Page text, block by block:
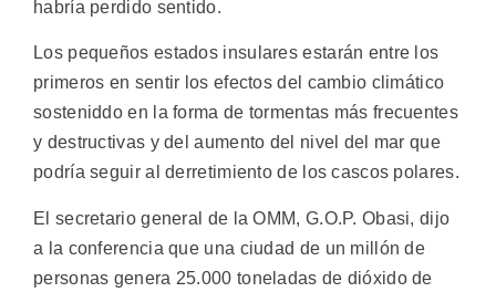
habría perdido sentido.
Los pequeños estados insulares estarán entre los
primeros en sentir los efectos del cambio climático
sosteniddo en la forma de tormentas más frecuentes
y destructivas y del aumento del nivel del mar que
podría seguir al derretimiento de los cascos polares.
El secretario general de la OMM, G.O.P. Obasi, dijo
a la conferencia que una ciudad de un millón de
personas genera 25.000 toneladas de dióxido de